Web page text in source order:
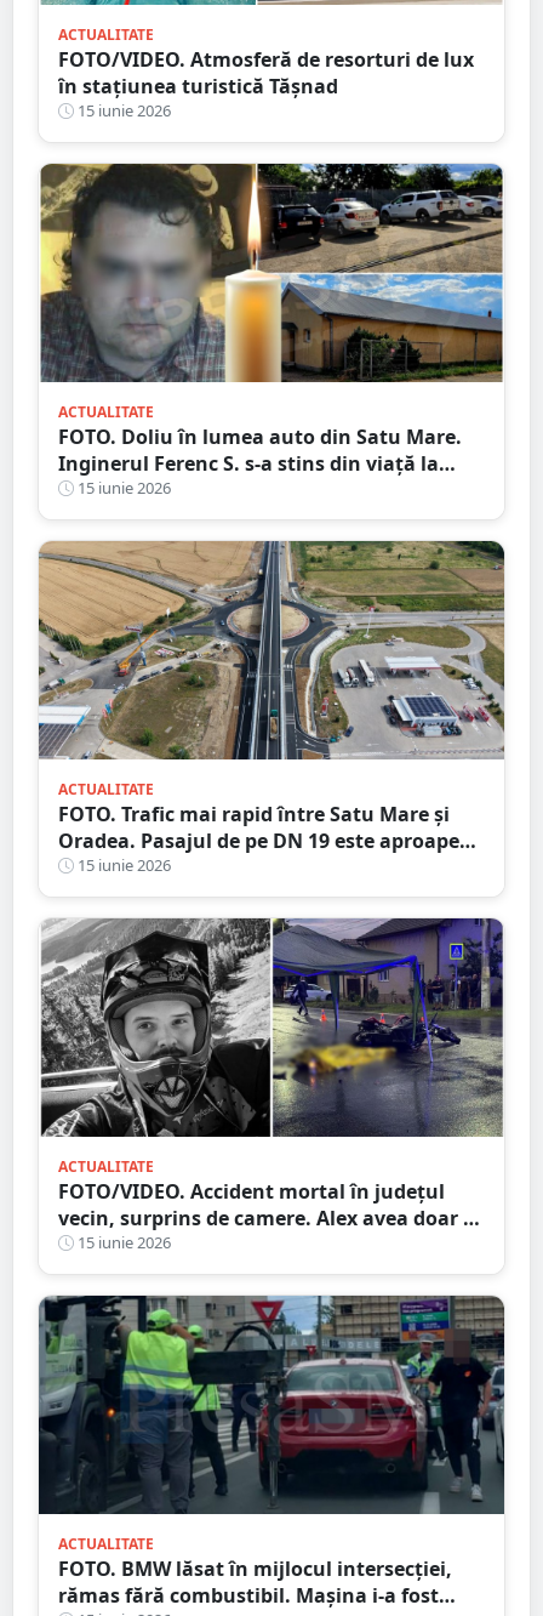
ACTUALITATE
FOTO/VIDEO. Atmosferă de resorturi de lux
în stațiunea turistică Tășnad
15 iunie 2026
ACTUALITATE
FOTO. Doliu în lumea auto din Satu Mare.
Inginerul Ferenc S. s-a stins din viață la
doar 53 de ani
15 iunie 2026
ACTUALITATE
FOTO. Trafic mai rapid între Satu Mare și
Oradea. Pasajul de pe DN 19 este aproape
finalizat
15 iunie 2026
ACTUALITATE
FOTO/VIDEO. Accident mortal în județul
vecin, surprins de camere. Alex avea doar 29
de ani și era pasionat de motoare
15 iunie 2026
ACTUALITATE
FOTO. BMW lăsat în mijlocul intersecției,
rămas fără combustibil. Mașina i-a fost